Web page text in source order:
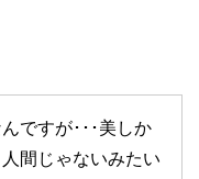
ですが･･･美しか
間じゃないみたい